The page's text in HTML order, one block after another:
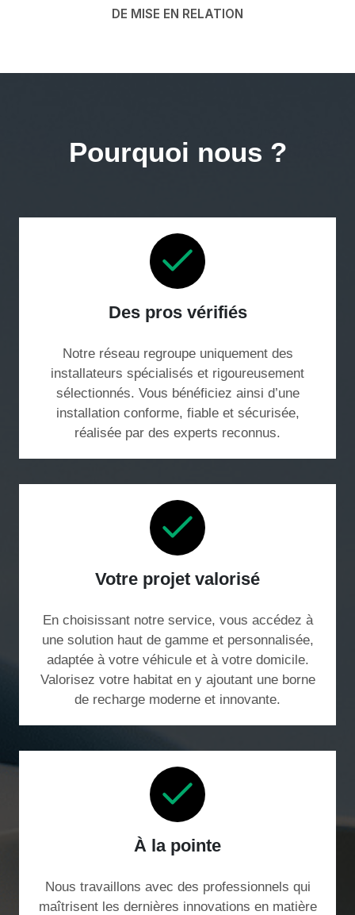
DE MISE EN RELATION
Pourquoi nous ?
Des pros vérifiés
Notre réseau regroupe uniquement des
installateurs spécialisés et rigoureusement
sélectionnés. Vous bénéficiez ainsi d’une
installation conforme, fiable et sécurisée,
réalisée par des experts reconnus.
Votre projet valorisé
En choisissant notre service, vous accédez à
une solution haut de gamme et personnalisée,
adaptée à votre véhicule et à votre domicile.
Valorisez votre habitat en y ajoutant une borne
de recharge moderne et innovante.
À la pointe
Nous travaillons avec des professionnels qui
maîtrisent les dernières innovations en matière